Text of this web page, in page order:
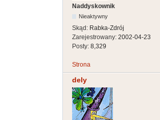
Naddyskownik
Nieaktywny
Skąd: Rabka-Zdrój
Zarejestrowany: 2002-04-23
Posty: 8,329
Strona
dely